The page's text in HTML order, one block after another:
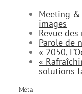
Meeting &
images
Revue
Parole de
« 2050,
«
solutions
Méta